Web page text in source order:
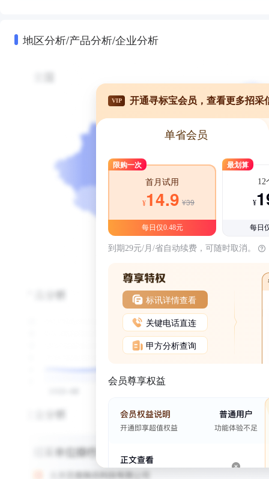
地区分析/产品分析/企业分析
VIP 开通寻标宝会员，查看更多招采
单省会员
限购一次
首月试用
¥14.9 ¥39
每日仅0.48元
最划算
12
¥
每日
到期29元/月/省自动续费，可随时取消。
标讯详情查看
关键电话直连
甲方分析查询
会员尊享权益